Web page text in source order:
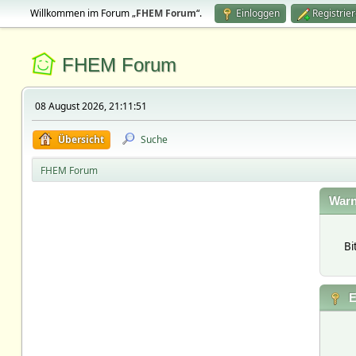
Willkommen im Forum „FHEM Forum“. Einloggen
FHEM Forum
08 August 2026, 21:11:51
Übersicht Suche
FHEM Forum